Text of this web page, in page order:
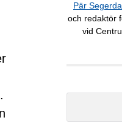
Pär
och redaktör
vid